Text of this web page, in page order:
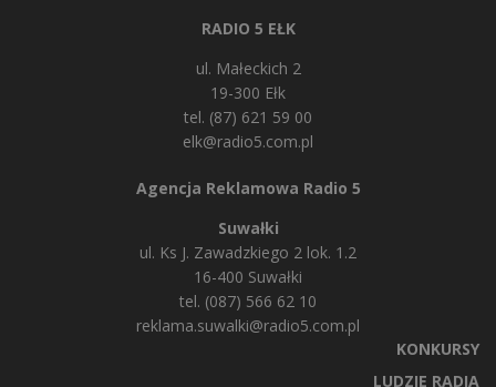
RADIO 5 EŁK
ul. Małeckich 2
19-300 Ełk
tel. (87) 621 59 00
elk@radio5.com.pl
Agencja Reklamowa Radio 5
Suwałki
ul. Ks J. Zawadzkiego 2 lok. 1.2
16-400 Suwałki
tel. (087) 566 62 10
reklama.suwalki@radio5.com.pl
KONKURSY
LUDZIE RADIA